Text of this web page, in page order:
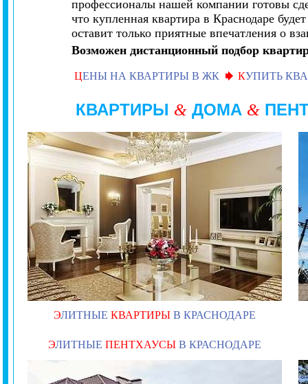
профессионалы нашей компании готовы
что купленная квартира в Краснодаре
оставит только приятные впечатления о
Возможен дистанционный подбор
ЦЕНЫ НА КВАРТИРЫ В ЖК КУПИТЬ
КВАРТИРЫ & ДОМА &
ЭЛИТНЫЕ КВАРТИРЫ В КРАСНОДАРЕ
ЭЛИТНЫЕ ПЕНТХАУСЫ В КРАСНОДАРЕ